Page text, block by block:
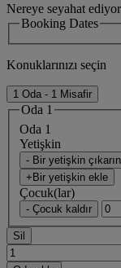
Nereye seyahat
Booking Dates
Konuklarınızı seçin
1 Oda - 1 Misafir
Oda 1
Oda 1
Yetişkin
- Bir yetişkin çıkarın
+Bir yetişkin ekle
Çocuk(lar)
- Çocuk kaldır
Sil